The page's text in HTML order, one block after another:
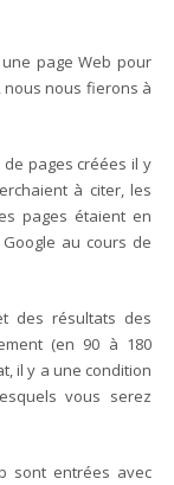
page Web pour
, nous nous fierons à
pages créées il y
à citer, les
pages étaient en
au cours de
des résultats des
(en 90 à 180
il y a une condition
vous serez
sont entrées avec